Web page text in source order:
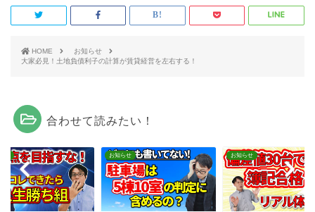
HOME
お知らせ
大家必見！土地負債利子の計算が賃貸経営を左右する！
合わせて読みたい！
お知らせ お知らせ